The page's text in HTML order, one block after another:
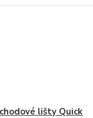
lišty Quick